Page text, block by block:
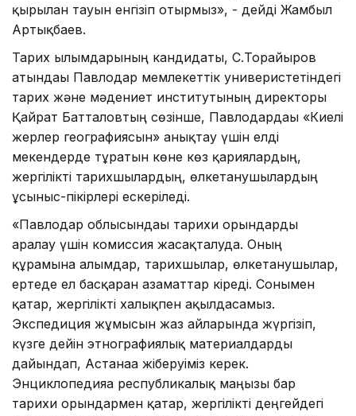
қырылған тауын енгізіп отырмыз», - дейді Жамбыл
Артықбаев.
Тарих ғылымдарының кандидаты, С.Торайғыров
атындағы Павлодар мемлекеттік универистетіндегі
тарих және мәдениет институтының директоры
Қайрат Батталовтың сөзінше, Павлодардағы «Киелі
жерлер географиясын» анықтау үшін елді
мекендерде тұратын көне көз қариялардың,
жергілікті тарихшылардың, өлкетанушылардың
ұсыныс-пікірлері ескеріледі.
«Павлодар облысындағы тарихи орындарды
аралау үшін комиссия жасақталуда. Оның
құрамына ғалымдар, тарихшылар, өлкетанушылар,
ертеде ел басқарған азаматтар кіреді. Сонымен
қатар, жергілікті халықпен ақылдасамыз.
Экспедиция жұмысын жаз айларында жүргізіп,
күзге дейін этнографиялық материалдарды
дайындап, Астанаға жіберуіміз керек.
Энциклопедияға республикалық маңызы бар
тарихи орындармен қатар, жергілікті деңгейдегі